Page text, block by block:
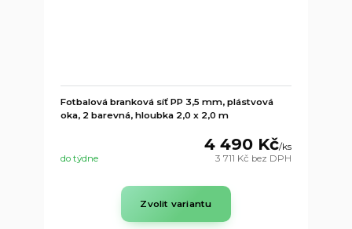
Fotbalová branková síť PP 3,5 mm, plástvová
oka, 2 barevná, hloubka 2,0 x 2,0 m
4 490 Kč/ks
3 711 Kč bez DPH
do týdne
Zvolit variantu